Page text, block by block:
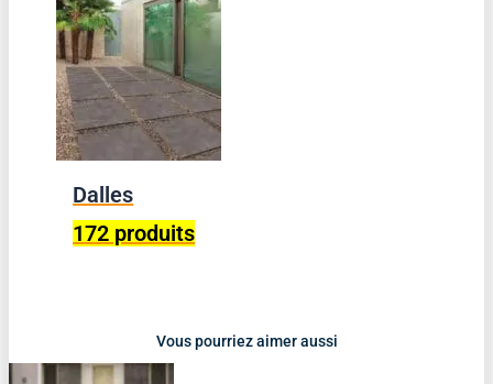
Dalles
172 produits
Vous pourriez aimer aussi